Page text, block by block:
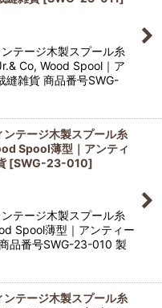
ンテージ木製スプール糸
Co, Wood Spool｜ア
縫雑貨 商品番号SWG-
ンテージ木製スプール糸
Spool薄型｜アンティ
[SWG-23-010]
ンテージ木製スプール糸
Spool薄型｜アンティー
品番号SWG-23-010 製
ンテージ木製スプール糸